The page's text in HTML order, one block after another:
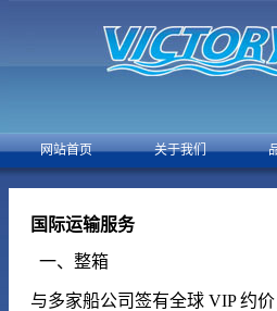
网站首页 关于我们
国际运输服务
一、整箱
与多家船公司签有全球 VIP 约